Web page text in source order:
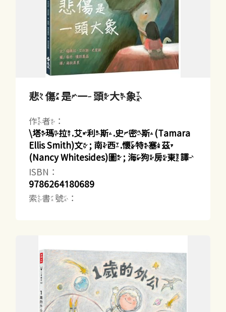
悲傷是一頭大象
作者：
\塔瑪拉.艾利斯.史密斯(Tamara
Ellis Smith)文 ; 南西.懷特塞茲
(Nancy Whitesides)圖 ; 海狗房東譯
ISBN：
9786264180689
索書號：